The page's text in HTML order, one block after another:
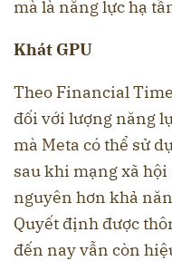
mà là năng lực hạ
Khát GPU
Theo Financial
đối với lượng năng
mà Meta có thể sử
sau khi mạng xã
nguyên hơn khả
Quyết định được
đến nay vẫn còn